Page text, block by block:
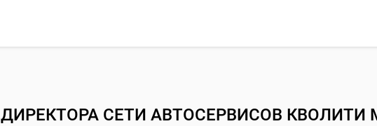
ДИРЕКТОРА СЕТИ АВТОСЕРВИСОВ КВОЛИТИ